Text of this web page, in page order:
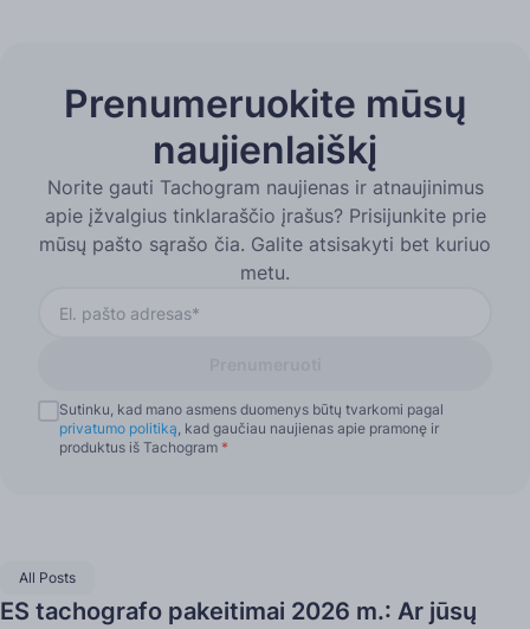
Prenumeruokite mūsų
naujienlaiškį
Norite gauti Tachogram naujienas ir atnaujinimus
apie įžvalgius tinklaraščio įrašus? Prisijunkite prie
mūsų pašto sąrašo čia. Galite atsisakyti bet kuriuo
metu.
Sutinku, kad mano asmens duomenys būtų tvarkomi pagal
privatumo politiką, kad gaučiau naujienas apie pramonę ir
produktus iš Tachogram *
All Posts
ES tachografo pakeitimai 2026 m.: Ar jūsų